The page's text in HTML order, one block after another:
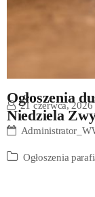
Ogłoszenia
Niedziela
21 czerwca, 2026
Ogłoszenia